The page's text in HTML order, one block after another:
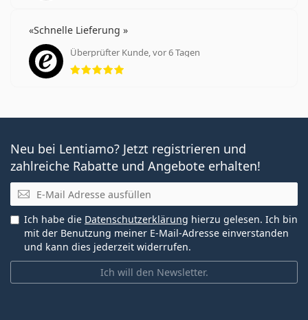
Schnelle Lieferung
Überprüfter Kunde, vor 6 Tagen
Bewertung 5 aus 5
Neu bei Lentiamo? Jetzt registrieren und
zahlreiche Rabatte und Angebote erhalten!
E-Mail
Ich will den Newsletter.
Ich habe die Datenschutzerklärung hierzu gelesen. Ich bin
mit der Benutzung meiner E-Mail-Adresse einverstanden
und kann dies jederzeit widerrufen.